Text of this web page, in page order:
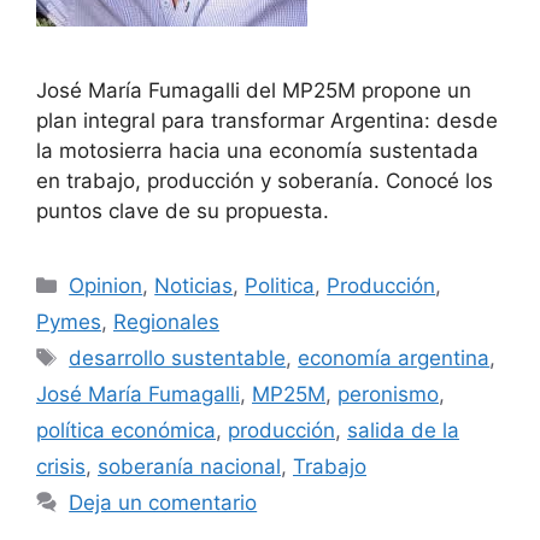
José María Fumagalli del MP25M propone un
plan integral para transformar Argentina: desde
la motosierra hacia una economía sustentada
en trabajo, producción y soberanía. Conocé los
puntos clave de su propuesta.
Opinion, Noticias, Politica, Producción,
Pymes, Regionales
desarrollo sustentable, economía argentina,
José María Fumagalli, MP25M, peronismo,
política económica, producción, salida de la
crisis, soberanía nacional, Trabajo
Deja un comentario